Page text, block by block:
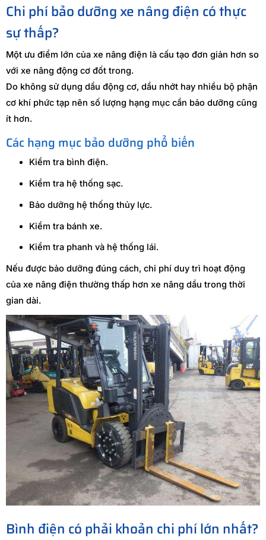
Chi phí bảo dưỡng xe nâng điện có thực
sự thấp?
Một ưu điểm lớn của xe nâng điện là cấu tạo đơn giản hơn so
với xe nâng động cơ đốt trong.
Do không sử dụng dầu động cơ, dầu nhớt hay nhiều bộ phận
cơ khí phức tạp nên số lượng hạng mục cần bảo dưỡng cũng
ít hơn.
Các hạng mục bảo dưỡng phổ biến
Kiểm tra bình điện.
Kiểm tra hệ thống sạc.
Bảo dưỡng hệ thống thủy lực.
Kiểm tra bánh xe.
Kiểm tra phanh và hệ thống lái.
Nếu được bảo dưỡng đúng cách, chi phí duy trì hoạt động
của xe nâng điện thường thấp hơn xe nâng dầu trong thời
gian dài.
Bình điện có phải khoản chi phí lớn nhất?